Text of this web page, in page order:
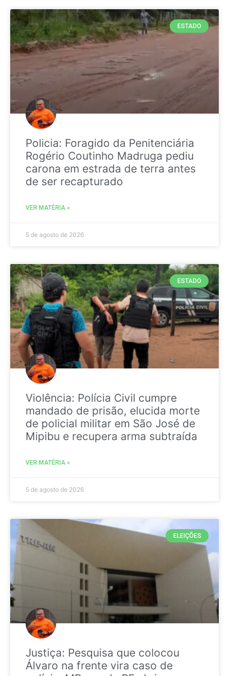
ESTADO
Policia: Foragido da Penitenciária
Rogério Coutinho Madruga pediu
carona em estrada de terra antes
de ser recapturado
VER MATÉRIA »
5 de agosto de 2026
ESTADO
Violência: Polícia Civil cumpre
mandado de prisão, elucida morte
de policial militar em São José de
Mipibu e recupera arma subtraída
VER MATÉRIA »
5 de agosto de 2026
ELEIÇÕES
Justiça: Pesquisa que colocou
Álvaro na frente vira caso de